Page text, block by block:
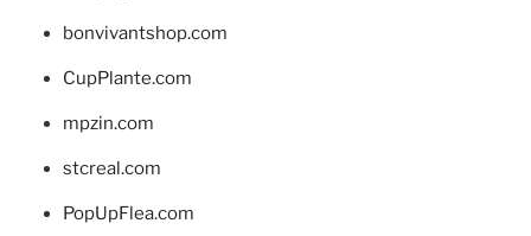
bonvivantshop.com
CupPlante.com
mpzin.com
stcreal.com
PopUpFlea.com